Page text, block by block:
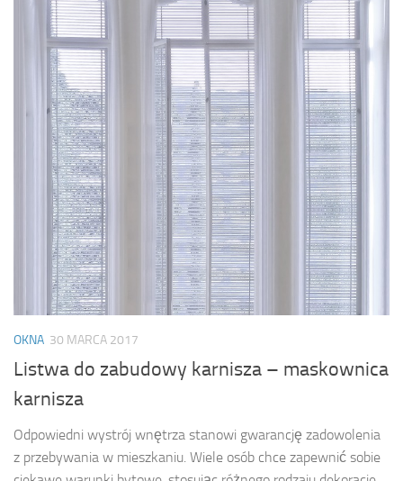
OKNA 30 MARCA 2017
Listwa do zabudowy karnisza – maskownica
karnisza
Odpowiedni wystrój wnętrza stanowi gwarancję zadowolenia
z przebywania w mieszkaniu. Wiele osób chce zapewnić sobie